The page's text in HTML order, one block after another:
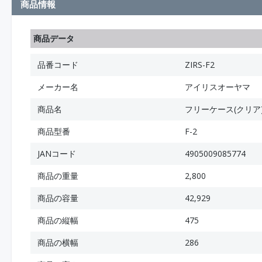
商品情報
商品データ
品番コード
ZIRS-F2
メーカー名
アイリスオーヤマ
商品名
フリーケース(クリ
商品型番
F-2
JANコード
4905009085774
商品の重量
2,800
商品の容量
42,929
商品の縦幅
475
商品の横幅
286